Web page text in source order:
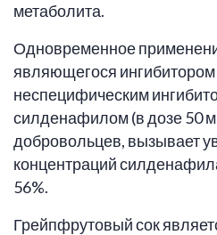
метаболита.
Одновременное
являющегося ингибитором
неспецифическим
силденафилом (в дозе 50
добровольцев, вызывает
концентраций
56%.
Грейпфрутовый сок